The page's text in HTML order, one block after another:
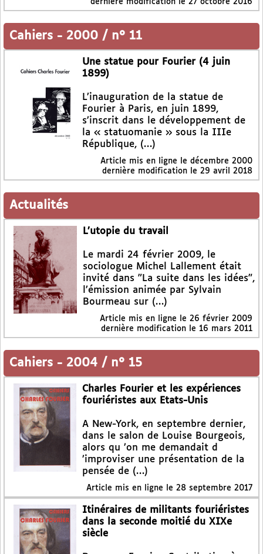
Cahiers - 2000 / n° 11
Une statue pour Fourier (4 juin
1899)
L’inauguration de la statue de
Fourier à Paris, en juin 1899,
s’inscrit dans le développement de
la « statuomanie » sous la IIIe
République, (…)
Article mis en ligne le décembre 2000
dernière modification le 29 avril 2018
Actualités
L’utopie du travail
Le mardi 24 février 2009, le
sociologue Michel Lallement était
invité dans "La suite dans les idées",
l’émission animée par Sylvain
Bourmeau sur (…)
Article mis en ligne le 26 février 2009
dernière modification le 16 mars 2011
Cahiers - 2004 / n° 15
Charles Fourier et les expériences
fouriéristes aux Etats-Unis
A New-York, en septembre dernier,
dans le salon de Louise Bourgeois,
alors qu ’on me demandait d
’improviser une présentation de la
pensée de (…)
Article mis en ligne le 28 septembre 2017
Itinéraires de militants fouriéristes
dans la seconde moitié du XIXe
siècle